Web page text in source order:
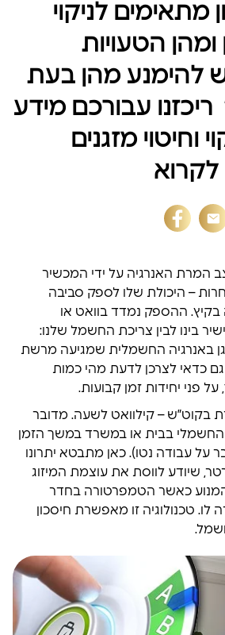
מתאימים לניקוי
ומהן הטעויות
להימנע מהן בעת
ריכזנו עבורכם מידע
וחיטוי מזגנים
המרת האנרגיה על ידי המכשיר
– היכולת שלו לספק סביבה
בקיץ. ההספק נמדד בוואט או
בינו לבין צריכת החשמל שלנו:
באנרגיה החשמלית שמגיעה מרשת
כדאי לצרכן לדעת מהי כמות
פני יחידות זמן קבועות.
בקוט”ש – קילוואט לשעה. מדובר
בבית או במשרד במשך הזמן
על עבודה נטו). כאן מתבטא יתרונו
שיודע לווסת את עוצמת המיזוג
כאשר הטמפרטורה בחדר
לו. טכנולוגיה זו מאפשרת חיסכון